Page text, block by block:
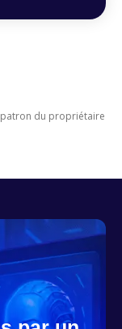
du propriétaire